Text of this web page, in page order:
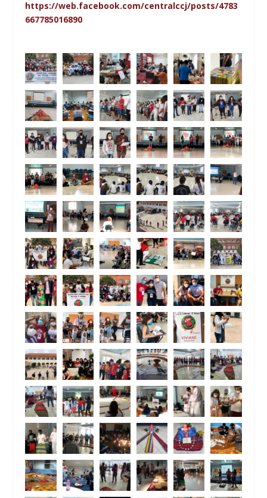
https://web.facebook.com/centralccj/posts/4783
667785016890